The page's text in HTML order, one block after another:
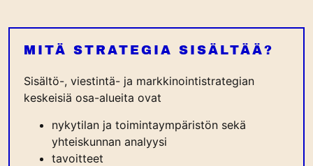
MITÄ STRATEGIA SISÄLTÄÄ?
Sisältö-, viestintä- ja markkinointistrategian
keskeisiä osa-alueita ovat
nykytilan ja toimintaympäristön sekä
yhteiskunnan analyysi
tavoitteet